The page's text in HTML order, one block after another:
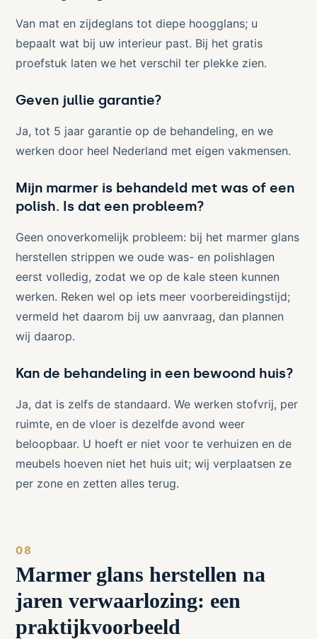
Van mat en zijdeglans tot diepe hoogglans; u
bepaalt wat bij uw interieur past. Bij het gratis
proefstuk laten we het verschil ter plekke zien.
Geven jullie garantie?
Ja, tot 5 jaar garantie op de behandeling, en we
werken door heel Nederland met eigen vakmensen.
Mijn marmer is behandeld met was of een
polish. Is dat een probleem?
Geen onoverkomelijk probleem: bij het marmer glans
herstellen strippen we oude was- en polishlagen
eerst volledig, zodat we op de kale steen kunnen
werken. Reken wel op iets meer voorbereidingstijd;
vermeld het daarom bij uw aanvraag, dan plannen
wij daarop.
Kan de behandeling in een bewoond huis?
Ja, dat is zelfs de standaard. We werken stofvrij, per
ruimte, en de vloer is dezelfde avond weer
beloopbaar. U hoeft er niet voor te verhuizen en de
meubels hoeven niet het huis uit; wij verplaatsen ze
per zone en zetten alles terug.
Marmer glans herstellen na
jaren verwaarlozing: een
praktijkvoorbeeld